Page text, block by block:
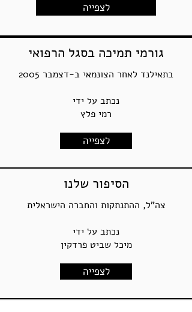
לצפייה
גורמי תמיכה בסגל הרפואי
בתאילנד לאחר הצונמאי ב-דצמבר 2005
נכתב על ידי
רמי פלץ
לצפייה
הסיפור שלנו
צה"ל, ההתנתקות והחברה הישראלית
נכתב על ידי
מיכל שביט פרדקין
לצפייה